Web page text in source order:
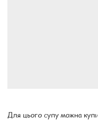
Для цього супу можна